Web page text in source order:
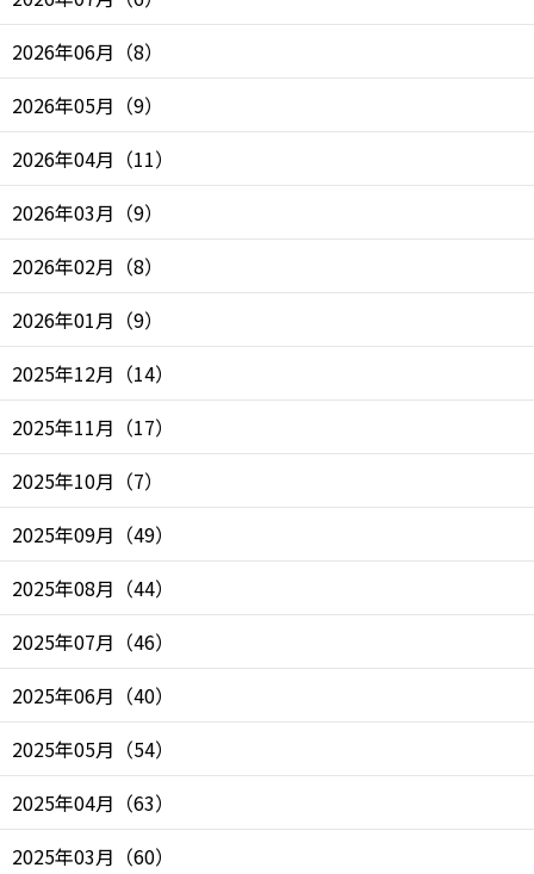
2026年06月 （8）
2026年05月 （9）
2026年04月 （11）
2026年03月 （9）
2026年02月 （8）
2026年01月 （9）
2025年12月 （14）
2025年11月 （17）
2025年10月 （7）
2025年09月 （49）
2025年08月 （44）
2025年07月 （46）
2025年06月 （40）
2025年05月 （54）
2025年04月 （63）
2025年03月 （60）